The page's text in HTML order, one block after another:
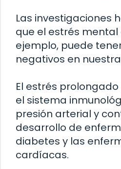
Las investigaciones
que el estrés mental
ejemplo, puede
negativos en
El estrés
el sistema
presión arterial y
desarrollo de
diabetes y las
cardíacas.